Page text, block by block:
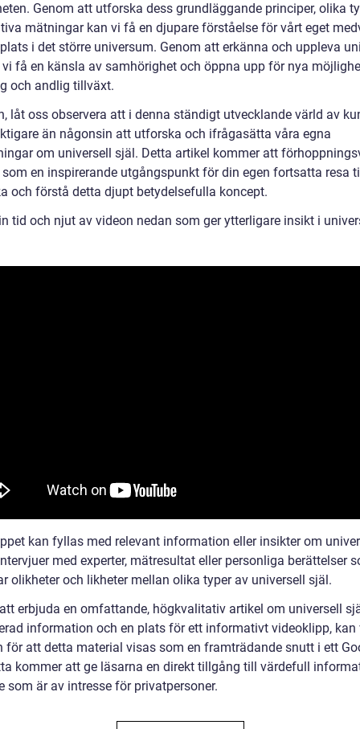
Genom att utforska dess grundläggande principer, olika
mätningar kan vi få en djupare förståelse för vårt eget
i det större universum. Genom att erkänna och uppleva
få en känsla av samhörighet och öppna upp för nya
och andlig tillväxt.
låt oss observera att i denna ständigt utvecklande värld av
än någonsin att utforska och ifrågasätta våra egna
om universell själ. Detta artikel kommer att
en inspirerande utgångspunkt för din egen fortsatta resa
och förstå detta djupt betydelsefulla koncept.
tid och njut av videon nedan som ger ytterligare insikt i
kan fyllas med relevant information eller insikter om
med experter, mätresultat eller personliga berättelser
olikheter och likheter mellan olika typer av universell själ.
erbjuda en omfattande, högkvalitativ artikel om universell
information och en plats för ett informativt videoklipp, kan
för att detta material visas som en framträdande snutt i ett
kommer att ge läsarna en direkt tillgång till värdefull
som är av intresse för privatpersoner.